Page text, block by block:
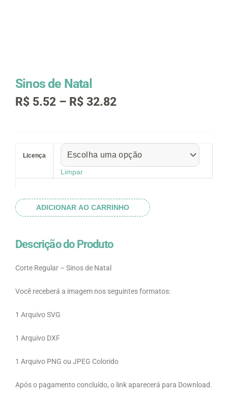
Sinos de Natal
R$ 5.52 – R$ 32.82Faixa
através
R$ 32.82
Licença
Limpar
Natal
ADICIONAR AO CARRINHO
Descrição do Produto
Corte Regular – Sinos de Natal
Você receberá a imagem nos seguintes formatos:
1 Arquivo SVG
1 Arquivo DXF
1 Arquivo PNG ou JPEG Colorido
Após o pagamento concluído, o link aparecerá para Download.